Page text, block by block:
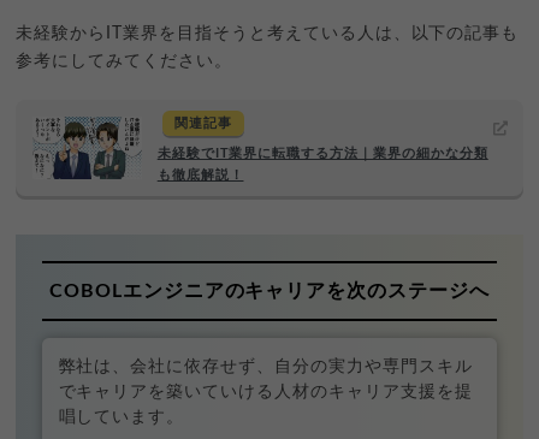
未経験からIT業界を目指そうと考えている人は、以下の記事も
参考にしてみてください。
関連記事
未経験でIT業界に転職する方法｜業界の細かな分類
も徹底解説！
COBOLエンジニアのキャリアを次のステージへ
弊社は、会社に依存せず、自分の実力や専門スキル
でキャリアを築いていける人材のキャリア支援を提
唱しています。